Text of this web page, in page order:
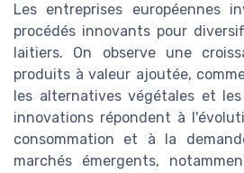
Les entreprises européennes
procédés innovants pour
laitiers. On observe une
produits à valeur ajoutée,
les alternatives végétales et
innovations répondent à
consommation et à la
marchés émergents,